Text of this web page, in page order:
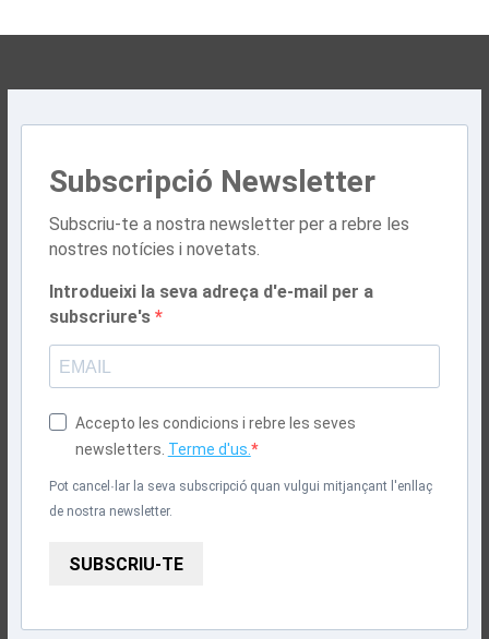
Subscripció Newsletter
Subscriu-te a nostra newsletter per a rebre les
nostres notícies i novetats.
Introdueixi la seva adreça d'e-mail per a
subscriure's
Accepto les condicions i rebre les seves
newsletters. Terme d'us.
Pot cancel·lar la seva subscripció quan vulgui mitjançant l'enllaç
de nostra newsletter.
SUBSCRIU-TE